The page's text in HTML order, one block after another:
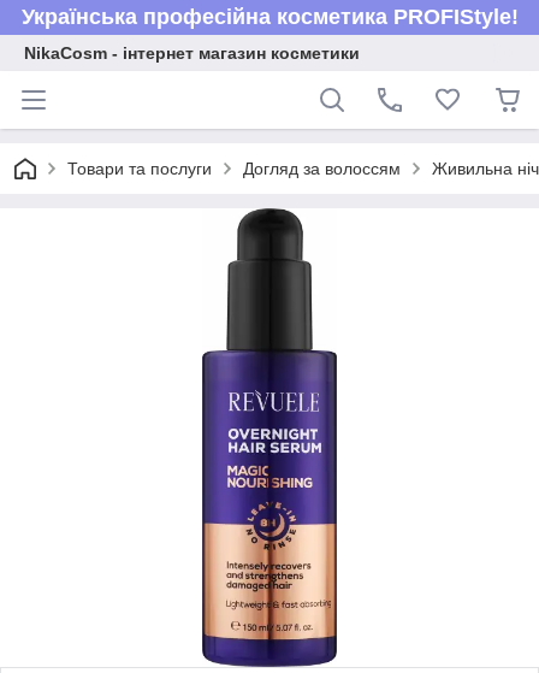
Українська професійна косметика PROFIStyle!
NikaCosm - інтернет магазин косметики
Товари та послуги Догляд за волоссям Живильна